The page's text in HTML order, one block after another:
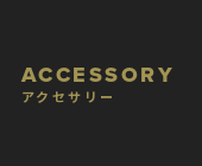
ACCESSORY
アクセサリー